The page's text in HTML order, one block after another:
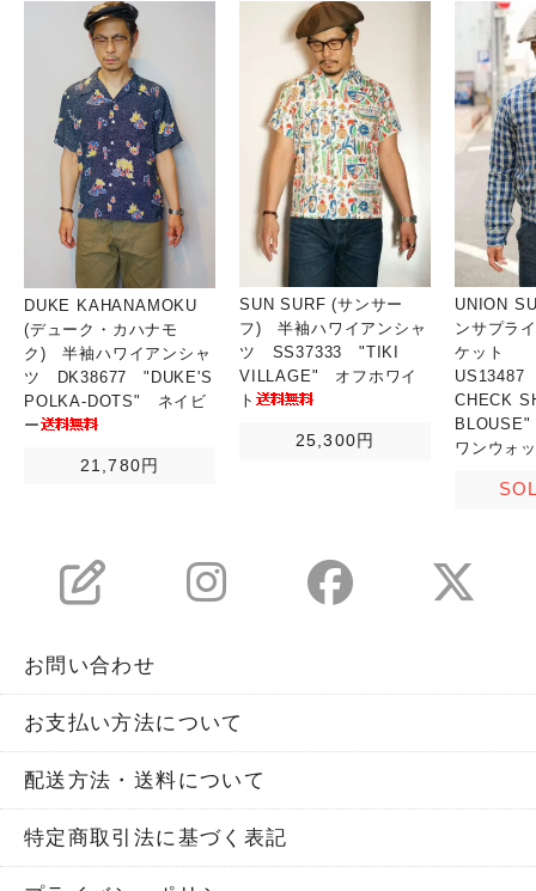
DUKE KAHANAMOKU
(デューク・カハナモ
ク) 半袖ハワイアンシャ
ツ DK38677 "DUKE'S
POLKA-DOTS" ネイビ
ー
21,780円
SUN SURF (サンサー
フ) 半袖ハワイアンシャ
ツ SS37333 "TIKI
VILLAGE" オフホワイ
ト
25,300円
UNION
ンサプラ
ケット
US13487
CHECK
ワンウォ
お問い合わせ
お支払い方法について
配送方法・送料について
特定商取引法に基づく表記